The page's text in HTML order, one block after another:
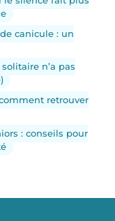
canicule : un
n’a pas
retrouver
: conseils pour